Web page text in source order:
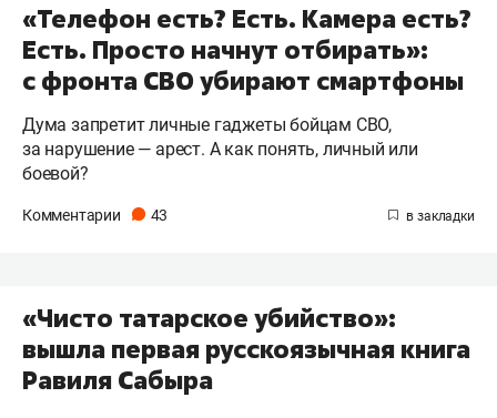
«Телефон есть? Есть. Камера есть?
Есть. Просто начнут отбирать»:
с фронта СВО убирают смартфоны
Дума запретит личные гаджеты бойцам СВО,
за нарушение — арест. А как понять, личный или
боевой?
Комментарии 43
«Чисто татарское убийство»:
вышла первая русскоязычная книга
Равиля Сабыра